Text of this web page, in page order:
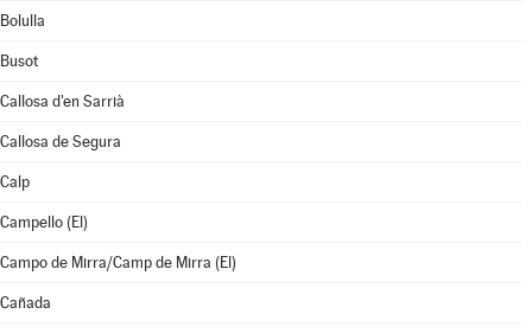
Bolulla
Busot
Callosa d'en Sarrià
Callosa de Segura
Calp
Campello (El)
Campo de Mirra/Camp de Mirra (El)
Cañada